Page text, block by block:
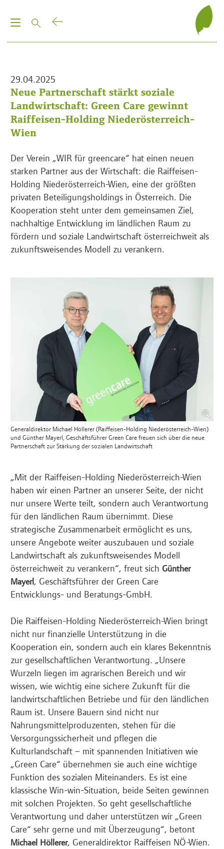
T
l
e
n
v
o
29.04.2025
Neue Partnerschaft stärkt soziale
Landwirtschaft: Green Care gewinnt
Raiffeisen-Holding Niederösterreich-
Wien
Der Verein „WIR für greencare“ hat einen neuen
starken Partner aus der Wirtschaft: die Raiffeisen-
Holding Niederösterreich-Wien, eine der größten
privaten Beteiligungsholdings in Österreich. Die
Kooperation steht unter dem gemeinsamen Ziel,
nachhaltige Entwicklung im ländlichen Raum zu
fördern und soziale Landwirtschaft österreichweit als
zukunftsweisendes Modell zu verankern.
Generaldirektor Michael Höllerer (Raiffeisen-Holding Niederösterreich-Wien)
und Günther Mayerl, Geschäftsführer Green Care freuen sich über die neue
Partnerschaft zur Stärkung der sozialen Landwirtschaft
„Mit der Raiffeisen-Holding Niederösterreich-Wien
haben wir einen Partner an unserer Seite, der nicht
nur unsere Werte teilt, sondern auch Verantwortung
für den ländlichen Raum übernimmt. Diese
strategische Zusammenarbeit ermöglicht es uns,
unsere Angebote weiter auszubauen und soziale
Landwirtschaft als zukunftsweisendes Modell
österreichweit zu verankern“, freut sich Günther
Mayerl, Geschäftsführer der Green Care
Entwicklungs- und Beratungs-GmbH.
Die Raiffeisen-Holding Niederösterreich-Wien bringt
nicht nur finanzielle Unterstützung in die
Kooperation ein, sondern auch ein klares Bekenntnis
zur gesellschaftlichen Verantwortung. „Unsere
Wurzeln liegen im agrarischen Bereich und wir
wissen, wie wichtig eine sichere Zukunft für die
landwirtschaftlichen Betriebe und für den ländlichen
Raum ist. Unsere Bauern sind nicht nur
Nahrungsmittelproduzenten, stehen für die
Versorgungssicherheit und pflegen die
Kulturlandschaft – mit spannenden Initiativen wie
„Green Care“ übernehmen sie auch eine wichtige
Funktion des sozialen Miteinanders. Es ist eine
klassische Win-win-Situation, beide Seiten gewinnen
mit solchen Projekten. So geht gesellschaftliche
Verantwortung und daher unterstützen wir „Green
Care“ sehr gerne und mit Überzeugung“, betont
Michael Höllerer, Generaldirektor Raiffeisen NÖ-Wien.